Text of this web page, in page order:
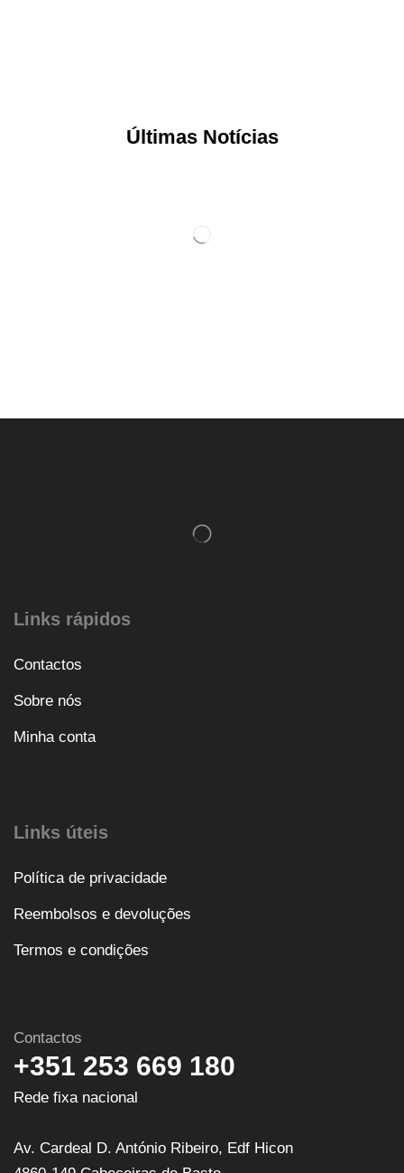
Últimas Notícias
Links rápidos
Contactos
Sobre nós
Minha conta
Links úteis
Política de privacidade
Reembolsos e devoluções
Termos e condições
Contactos
+351 253 669 180
Rede fixa nacional
Av. Cardeal D. António Ribeiro, Edf Hicon